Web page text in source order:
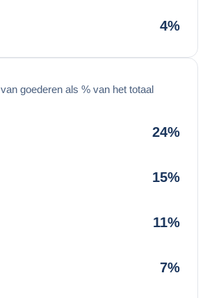
4%
van goederen als % van het totaal
24%
15%
11%
7%